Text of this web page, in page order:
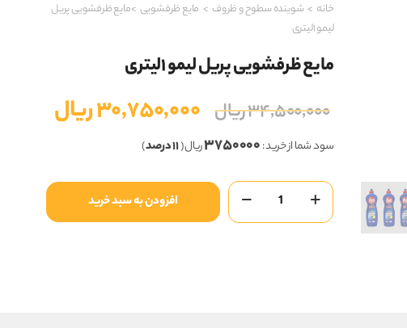
خانه > شوینده سطوح و ظروف > مایع ظرفشویی >مایع ظرفشویی پریل
لیمو ۱لیتری
مایع ظرفشویی پریل لیمو ۱لیتری
۳۴,۵۰۰,۰۰۰ریال قیمت
اصلی
بود.
۳۰,۷۵۰,۰۰۰ریال
است.
سود شما از خرید :۳۷۵۰۰۰۰ریال (۱۱ درصد )
مایع
ظرفشویی
پریل
افزودن به سبد خرید